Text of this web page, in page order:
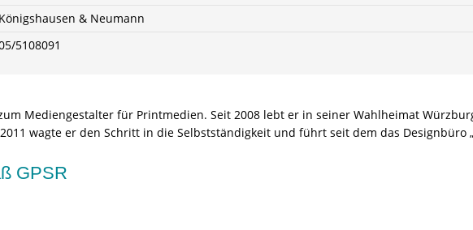
Königshausen & Neumann
5108091
Mediengestalter für Printmedien. Seit 2008 lebt er in seiner Wahlheimat
wagte er den Schritt in die Selbstständigkeit und führt seit dem das Designbüro
GPSR